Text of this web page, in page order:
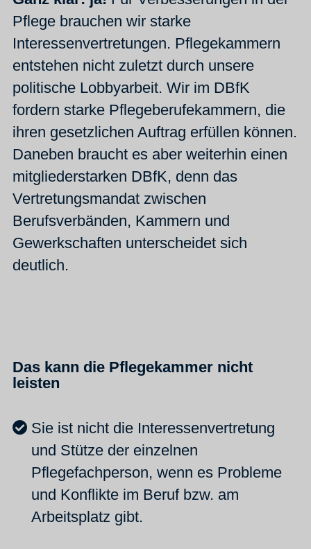
Pflege brauchen wir starke
Interessenvertretungen. Pflegekammern
entstehen nicht zuletzt durch unsere
politische Lobbyarbeit. Wir im DBfK
fordern starke Pflegeberufekammern, die
ihren gesetzlichen Auftrag erfüllen können.
Daneben braucht es aber weiterhin einen
mitgliederstarken DBfK, denn das
Vertretungsmandat zwischen
Berufsverbänden, Kammern und
Gewerkschaften unterscheidet sich
deutlich.
Das kann die Pflegekammer nicht
leisten
Sie ist nicht die Interessenvertretung
und Stütze der einzelnen
Pflegefachperson, wenn es Probleme
und Konflikte im Beruf bzw. am
Arbeitsplatz gibt.